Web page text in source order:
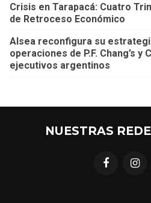
Crisis en Tarapacá: Cuatro
de Retroceso Económico
Alsea reconfigura su
operaciones de P.F. Chang’s y
ejecutivos argentinos
NUESTRAS